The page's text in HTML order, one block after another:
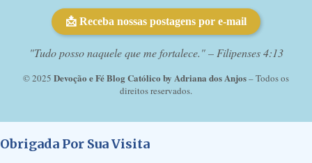
📩 Receba nossas postagens por e-mail
"Tudo posso naquele que me fortalece." – Filipenses 4:13
© 2025 Devoção e Fé Blog Católico by Adriana dos Anjos– Todos os
direitos reservados.
Obrigada Por Sua Visita